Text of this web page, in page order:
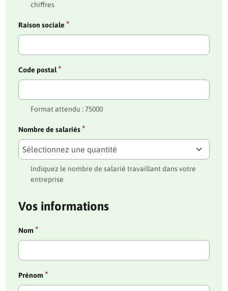
chiffres
Raison sociale *
Code postal*
Format attendu : 75000
Nombre de salariés*
Indiquez le nombre de salarié travaillant dans votre
entreprise
Vos informations
Nom *
Prénom *